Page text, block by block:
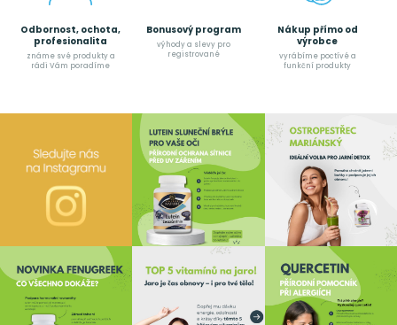
Odbornost, ochota,
profesionalita
známe své produkty a
rádi Vám poradíme
Bonusový program
výhody a slevy pro
registrované
Nákup přímo od
výrobce
vyrábíme poctívé a
funkční produkty